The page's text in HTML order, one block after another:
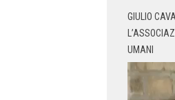
GIULIO
UMANI
Video
Player